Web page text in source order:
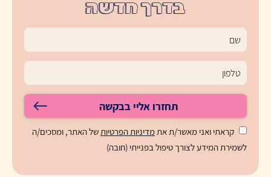
בדרך חדשה
תחזרו אליי בבקשה
קראתי ואני מאשר/ת אתמדיניות הפרטיותשל האתר, ומסכים/ה
לשמירת המידע לצורך טיפול בפנייתי (חובה)